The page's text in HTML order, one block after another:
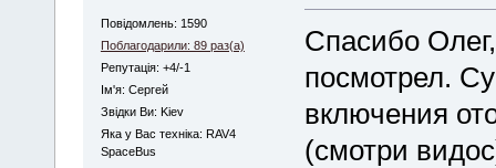
Повідомлень: 1590
Поблагодарили: 89 раз(а)
Репутація: +4/-1
Iм'я: Сергей
Звідки Ви: Kiev
Яка у Вас техніка: RAV4
SpaceBus
Спасибо
посмотрел.
включения
(смотри